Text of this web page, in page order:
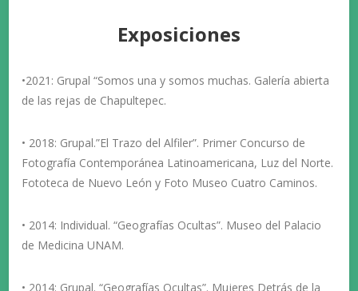
Exposiciones
•2021: Grupal “Somos una y somos muchas. Galería abierta
de las rejas de Chapultepec.
• 2018: Grupal.”El Trazo del Alfiler”. Primer Concurso de
Fotografía Contemporánea Latinoamericana, Luz del Norte.
Fototeca de Nuevo León y Foto Museo Cuatro Caminos.
• 2014: Individual. “Geografías Ocultas”. Museo del Palacio
de Medicina UNAM.
• 2014: Grupal. “Geografías Ocultas”. Mujeres Detrás de la